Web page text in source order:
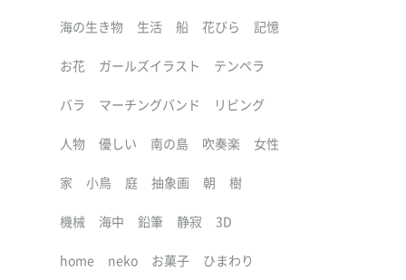
海の生き物 生活 船 花びら 記憶
お花 ガールズイラスト テンペラ
バラ マーチングバンド リビング
人物 優しい 南の島 吹奏楽 女性
家 小鳥 庭 抽象画 朝 樹
機械 海中 鉛筆 静寂 3D
home neko お菓子 ひまわり